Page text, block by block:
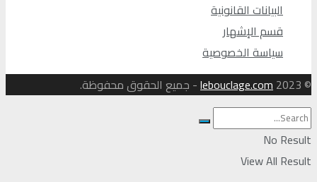
البيانات القانونية
قسم الإشهار
سياسة الخصوصية
© 2023
lebouclage.com- جميع الحقوق محفوظة.
No Result
View All Result